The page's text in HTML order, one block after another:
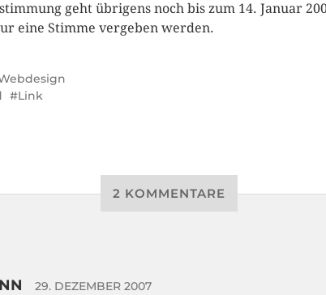
geht übrigens noch bis zum 14. Januar
eine Stimme vergeben werden.
Link
2 KOMMENTARE
29. DEZEMBER 2007